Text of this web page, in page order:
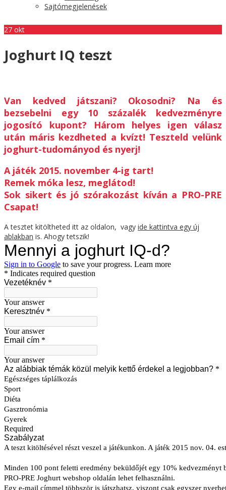
Sajtómegjelenések
27 okt
Joghurt IQ teszt
Van kedved játszani? Okosodni? Na és
bezsebelni egy 10 százalék kedvezményre
jogosító kupont? Három helyes igen válasz
után máris kezdheted a kvízt! Teszteld velünk
joghurt-tudományod és nyerj!
A játék 2015. november 4-ig tart!
Remek móka lesz, meglátod!
Sok sikert és jó szórakozást kíván a PRO-PRE
Csapat!
A tesztet kitöltheted itt az oldalon, vagy ide kattintva egy új
ablakban is. Ahogy tetszik!